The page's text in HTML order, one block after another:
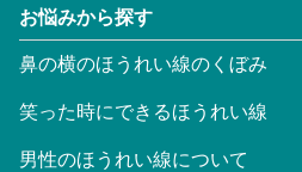
お悩みから探す
鼻の横のほうれい線のくぼみ
笑った時にできるほうれい線
男性のほうれい線について